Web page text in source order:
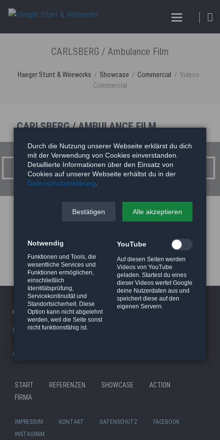
CARLSBERG / Ambulance Film
Haeger Stunt & Wireworks Showcase Commercial
Videos -
Commercial
CARLSBERG / AMBULANCE FILM
© 2026 Haeger Stunt & Wireworks Ltd. - Berlin
facility/studio|Stunt Rigging Courses
AP8actionpact
START REFERENZEN SHOWCASE
ACTION
FIRMA
überspringen
IMPRESSUM KONTAKT DATENSCHUTZ
FACEBOOK
INSTAGRAM
Durch die Nutzung unserer Webseite erklärst du dich
mit der Verwendung von Cookies einverstanden.
Detaillierte Informationen über den Einsatz von
Cookies auf unserer Webseite erhältst du in der
Datenschutzerklärung
Bestätigen Alle akzeptieren
Notwendig
Funktionen und Tools, die
wesentliche Services und
Funktionen ermöglichen,
einschließlich
Identitätsprüfung,
Servicekontinuität und
Standortsicherheit. Diese
Option kann nicht abgelehnt
werden, weil die Seite sonst
nicht funktionsfähig ist.
YouTube
Auf diesen Seiten werden
Videos von YouTube
geladen. Startest du eines
dieser Videos wertet Google
deine Nutzerdaten aus und
speichert diese auf den
eigenen Servern.